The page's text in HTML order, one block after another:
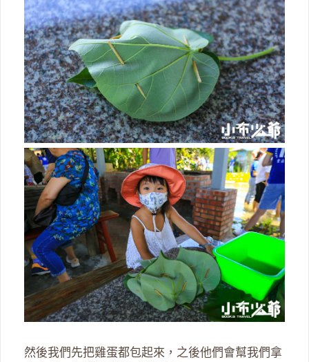
然後我們先把雞蛋都包起來，之後他們會幫我們拿